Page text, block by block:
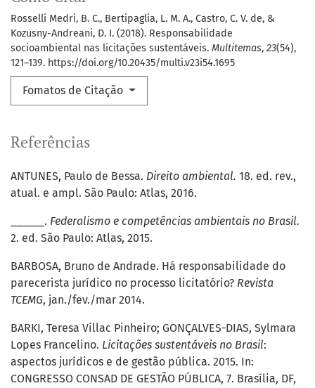
Rosselli Medri, B. C., Bertipaglia, L. M. A., Castro, C. V. de, &
Kozusny-Andreani, D. I. (2018). Responsabilidade
socioambiental nas licitações sustentáveis. Multitemas, 23(54),
121–139. https://doi.org/10.20435/multi.v23i54.1695
Fomatos de Citação
Referências
ANTUNES, Paulo de Bessa. Direito ambiental. 18. ed. rev.,
atual. e ampl. São Paulo: Atlas, 2016.
______. Federalismo e competências ambientais no Brasil.
2. ed. São Paulo: Atlas, 2015.
BARBOSA, Bruno de Andrade. Há responsabilidade do
parecerista jurídico no processo licitatório? Revista
TCEMG, jan./fev./mar 2014.
BARKI, Teresa Villac Pinheiro; GONÇALVES-DIAS, Sylmara
Lopes Francelino. Licitações sustentáveis no Brasil:
aspectos jurídicos e de gestão pública. 2015. In:
CONGRESSO CONSAD DE GESTÃO PÚBLICA, 7. Brasília, DF,